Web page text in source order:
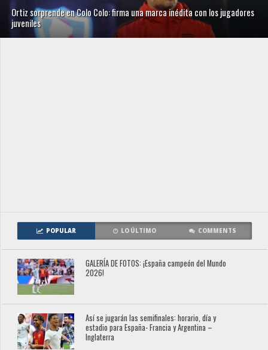
Ortiz sorprende en Colo Colo: firma una marca inédita con los jugadores
juveniles
POPULAR LO ÚLTIMO COMMENTS
GALERÍA DE FOTOS: ¡España campeón del Mundo
2026!
Así se jugarán las semifinales: horario, día y
estadio para España- Francia y Argentina –
Inglaterra